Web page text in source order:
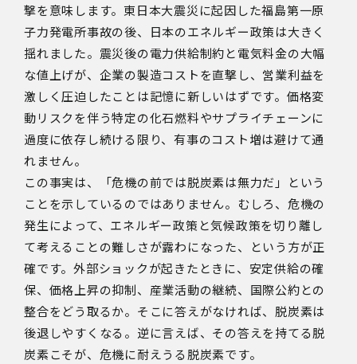
撃を意味します。東日本大震災に起因した福島第一原
子力発電所事故の後、日本のエネルギー政策は大きく
揺れました。震災後の電力供給制約と電気料金の大幅
な値上げが、企業の製造コストを直撃し、営業利益を
激しく圧迫したことは記憶に新しいはずです。価格変
動リスクを伴う特定の化石燃料やサプライチェーンに
過度に依存し続ける限り、有事のコスト増は避けて通
れません。
この事実は、「危機の前では脱炭素は無力だ」という
ことを示しているのではありません。むしろ、危機の
発生によって、エネルギー政策と気候政策を切り離し
て考えることの難しさが露わになった、という方が正
確です。外部ショックが起きたときに、安定供給の確
保、価格上昇の抑制、産業活動の継続、国際公約との
整合をどう取るか。そこに答えがなければ、脱炭素は
後退しやすくなる。逆に言えば、その答えを持てる脱
炭素こそが、危機に耐えうる脱炭素です。